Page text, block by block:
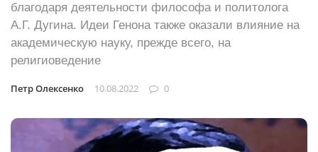
благодаря деятельности философа и политолога
А.Г. Дугина. Идеи Генона также оказали влияние на
академическую науку, прежде всего, на
религиоведение
Петр Олексенко 10.08.2022 0